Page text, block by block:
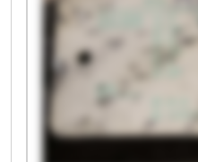
Druck & Medien
GmbH TDM Druck &
Medien GmbH TDM
Druck & Medien
GmbH